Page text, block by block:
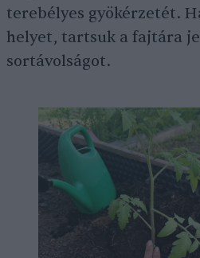
terebélyes gyökérzetét.
helyet, tartsuk a fajtára
sortávolságot.